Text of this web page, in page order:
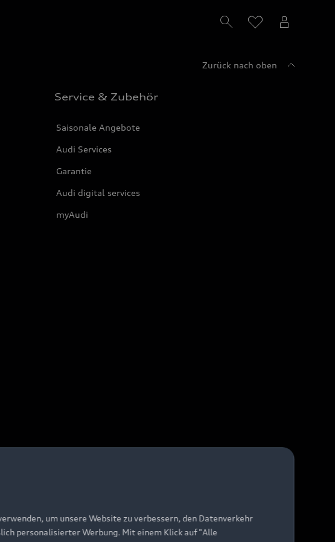
Zurück nach oben
Service & Zubehör
Saisonale Angebote
Audi Services
Garantie
Audi digital services
myAudi
um unsere Website zu verbessern, den Datenverkehr
personalisierter Werbung. Mit einem Klick auf "Alle